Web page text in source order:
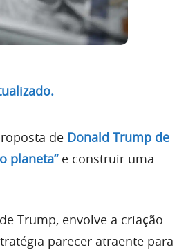
de Donald Trump de
planeta”e construir uma
Trump, envolve a criação
parecer atraente para